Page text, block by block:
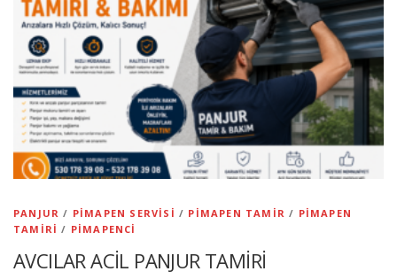
PANJUR / PIMAPEN SERVISI / PIMAPEN TAMIR / PIMAPEN
TAMIRI / PIMAPENCI
AVCILAR ACİL PANJUR TAMİRİ